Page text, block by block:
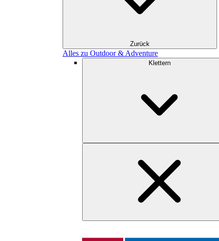
Zurück
Alles zu Outdoor & Adventure
Klettern